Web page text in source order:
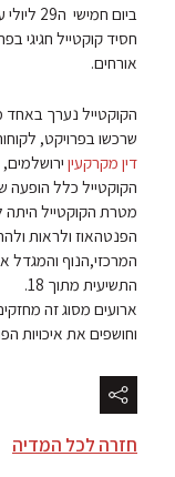
ביום
אורחים.
הקוקטייל נערך באחד
שרכשו בפרויקט,
דין מקרקעין
הקוקטייל כלל הופעה
מטרת הקוקטייל
הפנטהאוז ולראות
המרכזי,הנוף והמגדל
התשיעית מתוך 18.
ארועים מסוג זה
וחושפים את איכויות
חזרה לכל המדיה